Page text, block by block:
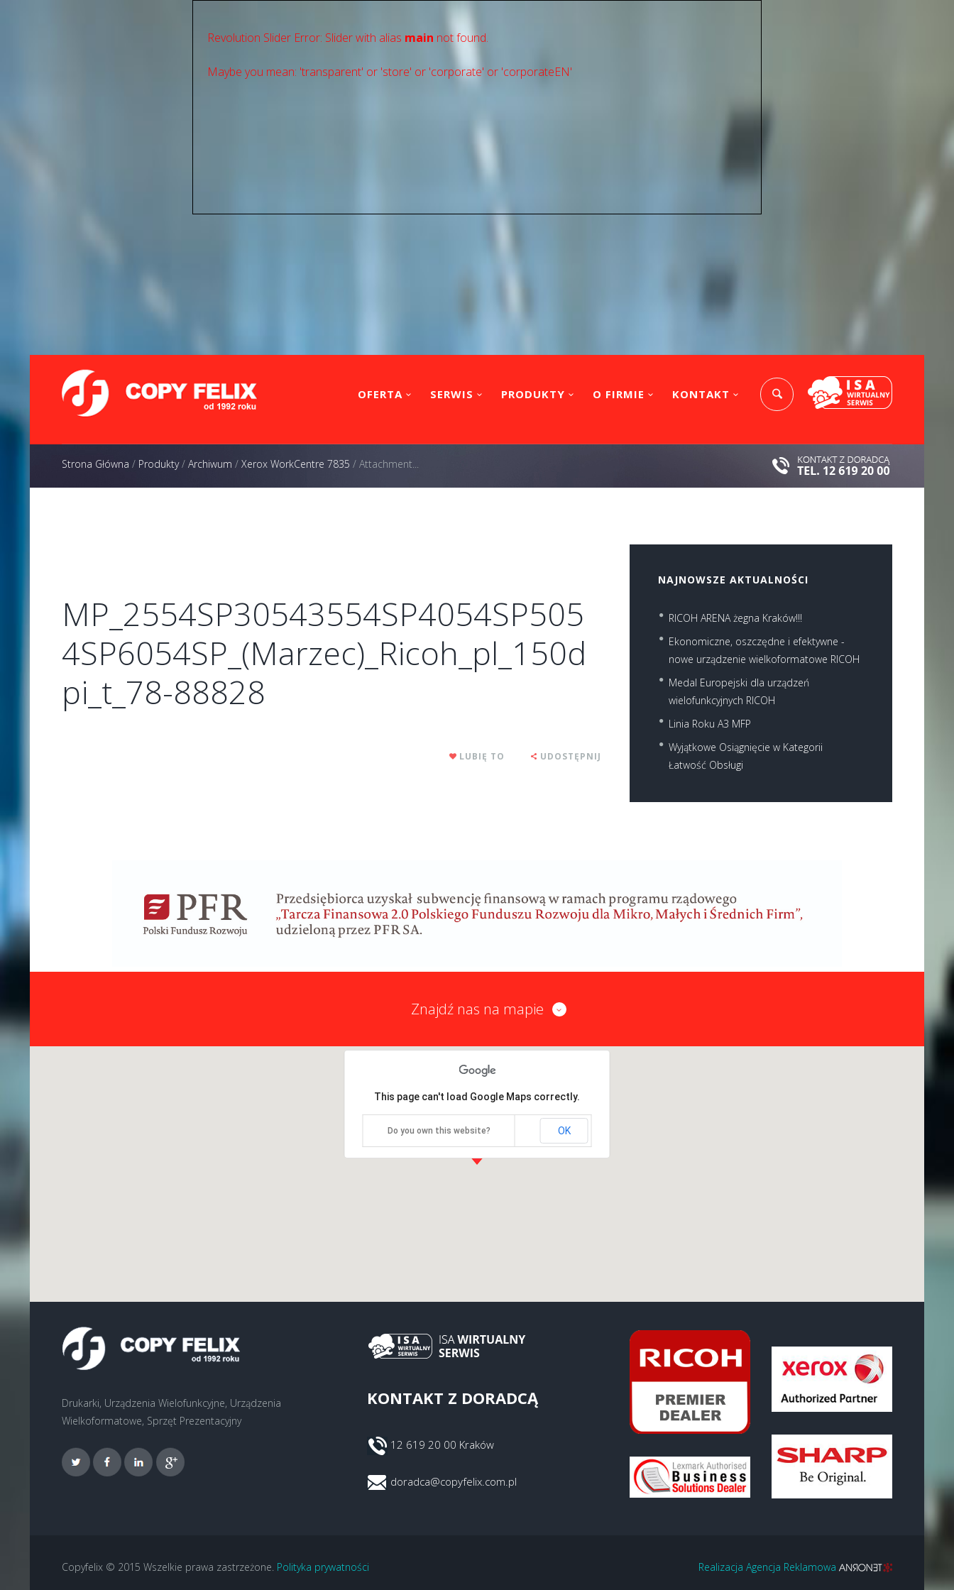
Revolution Slider Error: Slider with alias main not found.
Maybe you mean: 'transparent' or 'store' or 'сorporate' or 'corporateEN'
OFERTA SERWIS PRODUKTY O FIRMIE KONTAKT
Strona Główna / Produkty/ Archiwum / Xerox WorkCentre 7835 / Attachment...
MP_2554SP30543554SP4054SP505
4SP6054SP_(Marzec)_Ricoh_pl_150d
pi_t_78-88828
LUBIĘ TO UDOSTĘPNIJ
NAJNOWSZE AKTUALNOŚCI
RICOH ARENA żegna Kraków!!!
Ekonomiczne, oszczędne i efektywne -
nowe urządzenie wielkoformatowe RICOH
Medal Europejski dla urządzeń
wielofunkcyjnych RICOH
Linia Roku A3 MFP
Wyjątkowe Osiągnięcie w Kategorii
Łatwość Obsługi
Znajdź nas na mapie
This page can't load Google Maps correctly.
Do you own this website? OK
Drukarki, Urządzenia Wielofunkcyjne, Urządzenia
Wielkoformatowe, Sprzęt Prezentacyjny
KONTAKT Z DORADCĄ
12 619 20 00 Kraków
doradca@copyfelix.com.pl
Copyfelix © 2015 Wszelkie prawa zastrzeżone. Polityka prywatności Realizacja Agencja Reklamowa